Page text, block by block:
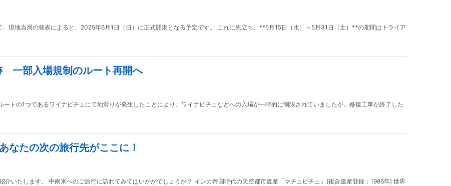
現地当局の発表によると、2025年6月1日（日）に正式開港となる予定です。 これに先立ち、**5月15日（水）～5月31日（土）**の期間はトライア
一部入場規制のルート再開へ
トの1つであるワイナピチュにて地滑りが発生したことにより、ワイナピチュなどへの入場が一時的に制限されていましたが、修復工事が終了した
なたの次の旅行先がここに！
いたします。 中南米へのご旅行に訪れてみてはいかがでしょうか？ インカ帝国時代の天空都市遺産「マチュピチュ」(複合遺産登録：1986年) 世界